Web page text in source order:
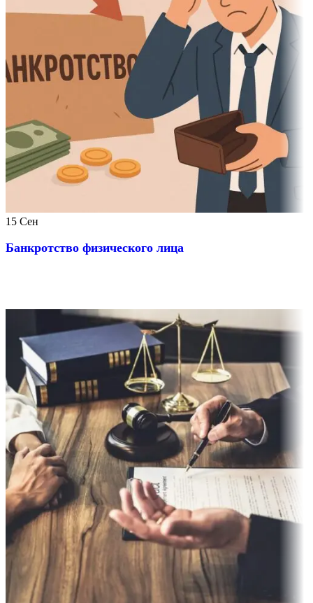
15 Сен
Банкротство физического лица